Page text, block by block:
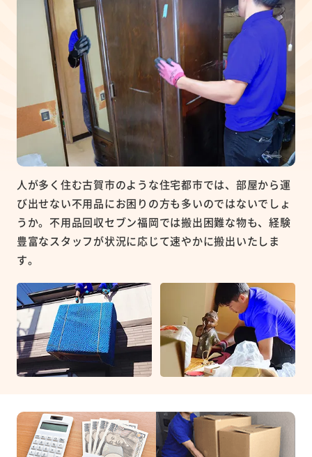
人が多く住む古賀市のような住宅都市では、部屋から運
び出せない不用品にお困りの方も多いのではないでしょ
うか。不用品回収セブン福岡では搬出困難な物も、経験
豊富なスタッフが状況に応じて速やかに搬出いたしま
す。